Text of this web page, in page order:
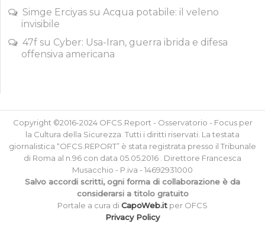
Simge Erciyas su Acqua potabile: il veleno
invisibile
47f su Cyber: Usa-Iran, guerra ibrida e difesa
offensiva americana
Copyright ©2016-2024 OFCS.Report - Osservatorio - Focus per
la Cultura della Sicurezza. Tutti i diritti riservati. La testata
giornalistica “OFCS.REPORT” è stata registrata presso il Tribunale
di Roma al n.96 con data 05.05.2016 . Direttore Francesca
Musacchio - P.iva - 14692931000
Salvo accordi scritti, ogni forma di collaborazione è da
considerarsi a titolo gratuito
Portale a cura diCapoWeb.it per OFCS
Privacy Policy